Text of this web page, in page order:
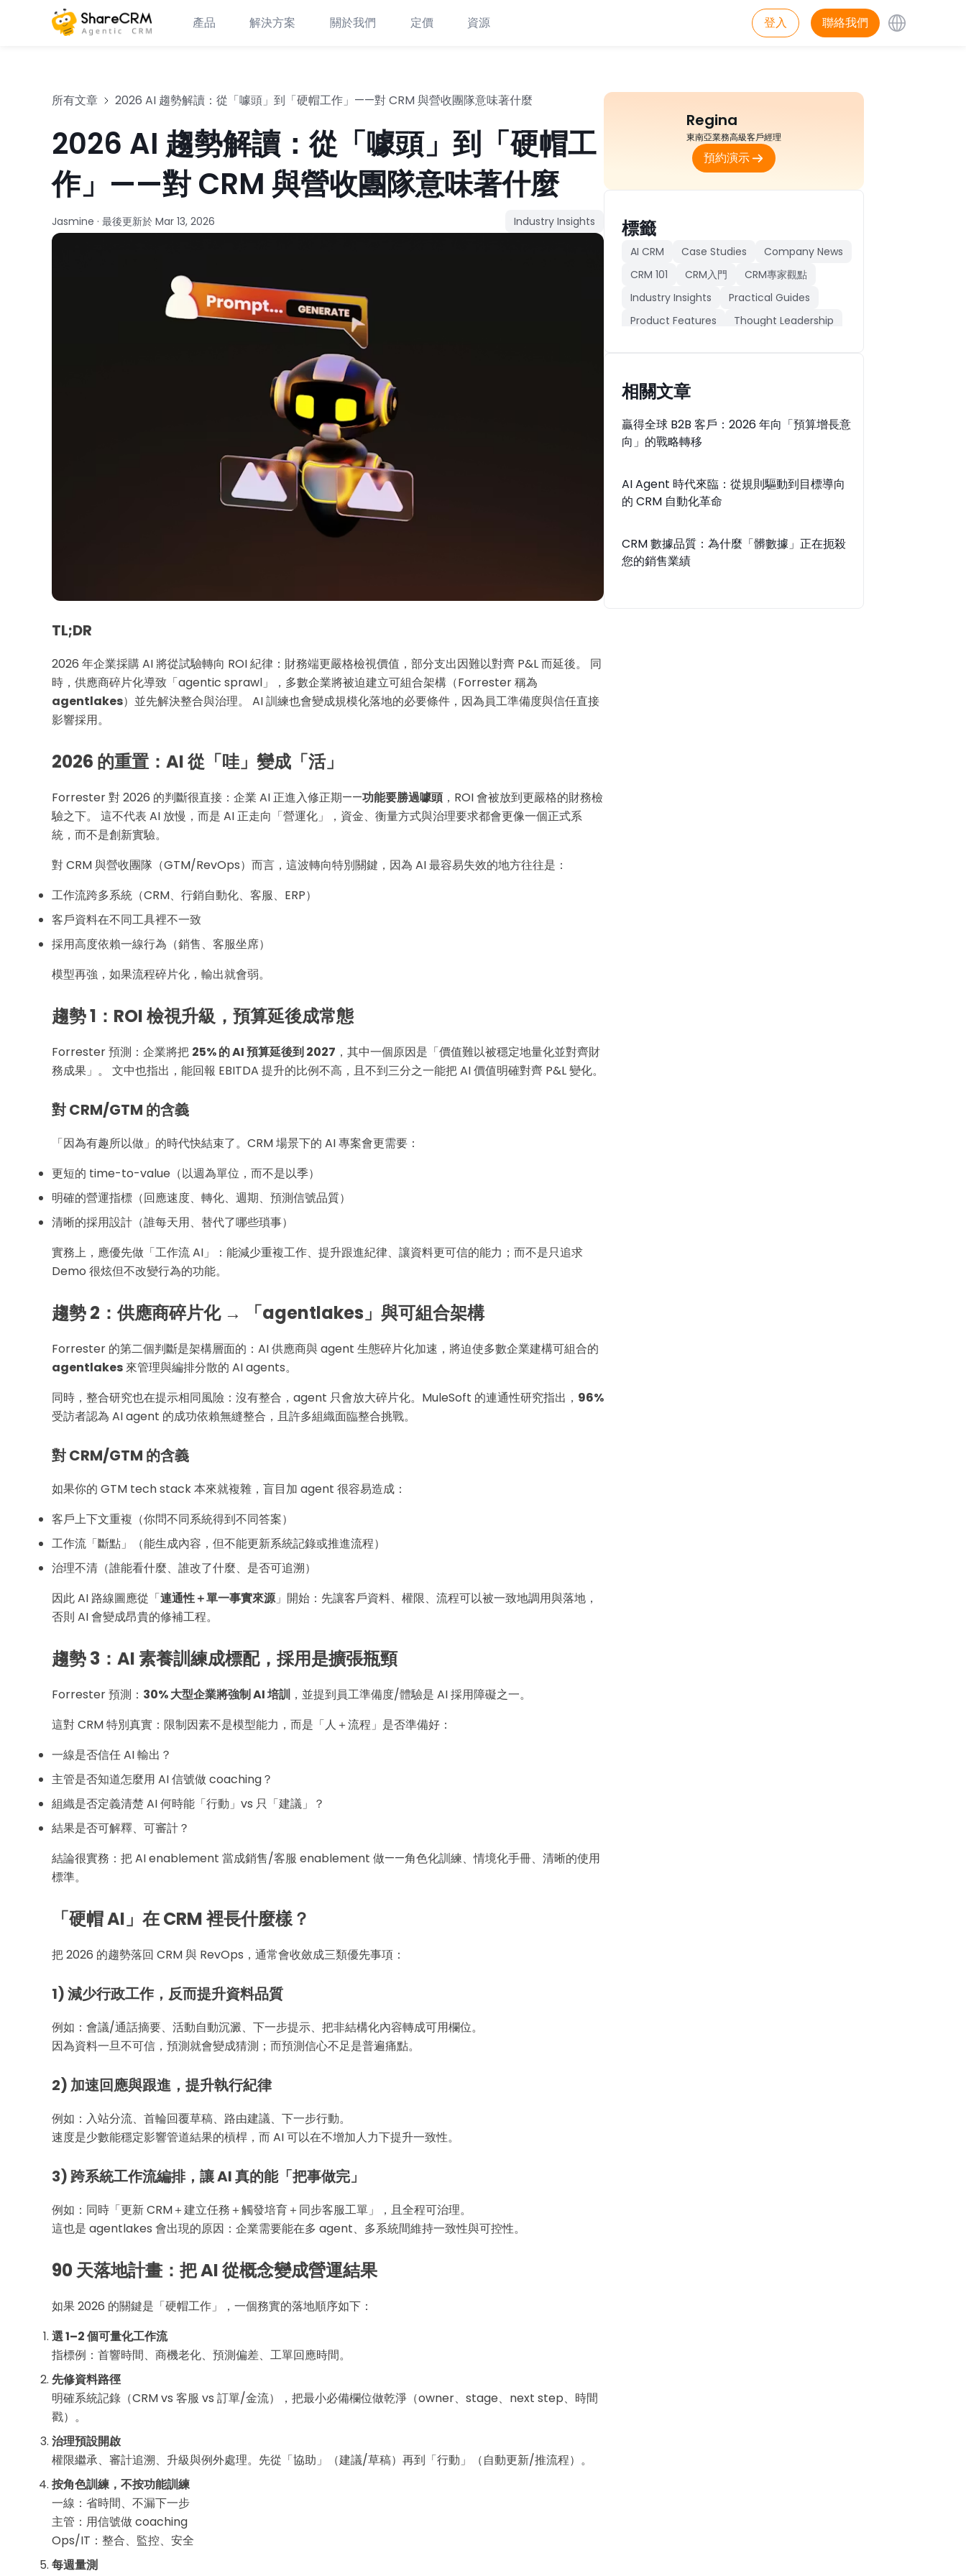
產品 解決方案 關於我們 定價 資源 登入 聯絡我們
所有文章 2026 AI 趨勢解讀：從「噱頭」到「硬帽工作」——對 CRM 與營收團隊意味著什麼
2026 AI 趨勢解讀：從「噱頭」到「硬帽工
作」——對 CRM 與營收團隊意味著什麼
Jasmine · 最後更新於 Mar 13, 2026 Industry Insights
TL;DR
2026 年企業採購 AI 將從試驗轉向 ROI 紀律：財務端更嚴格檢視價值，部分支出因難以對齊 P&L 而延後。 同
時，供應商碎片化導致「agentic sprawl」，多數企業將被迫建立可組合架構（Forrester 稱為
agentlakes）並先解決整合與治理。 AI 訓練也會變成規模化落地的必要條件，因為員工準備度與信任直接
影響採用。
2026 的重置：AI 從「哇」變成「活」
Forrester 對 2026 的判斷很直接：企業 AI 正進入修正期——功能要勝過噱頭 ，ROI 會被放到更嚴格的財務檢
驗之下。 這不代表 AI 放慢，而是 AI 正走向「營運化」，資金、衡量方式與治理要求都會更像一個正式系
統，而不是創新實驗。
對 CRM 與營收團隊（GTM/RevOps）而言，這波轉向特別關鍵，因為 AI 最容易失效的地方往往是：
工作流跨多系統（CRM、行銷自動化、客服、ERP）
客戶資料在不同工具裡不一致
採用高度依賴一線行為（銷售、客服坐席）
模型再強，如果流程碎片化，輸出就會弱。
趨勢 1：ROI 檢視升級，預算延後成常態
Forrester 預測：企業將把 25% 的 AI 預算延後到 2027 ，其中一個原因是「價值難以被穩定地量化並對齊財
務成果」。 文中也指出，能回報 EBITDA 提升的比例不高，且不到三分之一能把 AI 價值明確對齊 P&L 變化。
對 CRM/GTM 的含義
「因為有趣所以做」的時代快結束了。CRM 場景下的 AI 專案會更需要：
更短的 time-to-value（以週為單位，而不是以季）
明確的營運指標（回應速度、轉化、週期、預測信號品質）
清晰的採用設計（誰每天用、替代了哪些瑣事）
實務上，應優先做「工作流 AI」：能減少重複工作、提升跟進紀律、讓資料更可信的能力；而不是只追求
Demo 很炫但不改變行為的功能。
趨勢 2：供應商碎片化 → 「agentlakes」與可組合架構
Forrester 的第二個判斷是架構層面的：AI 供應商與 agent 生態碎片化加速，將迫使多數企業建構可組合的
agentlakes來管理與編排分散的 AI agents。
同時，整合研究也在提示相同風險：沒有整合，agent 只會放大碎片化。MuleSoft 的連通性研究指出， 96%
受訪者認為 AI agent 的成功依賴無縫整合，且許多組織面臨整合挑戰。
對 CRM/GTM 的含義
如果你的 GTM tech stack 本來就複雜，盲目加 agent 很容易造成：
客戶上下文重複（你問不同系統得到不同答案）
工作流「斷點」（能生成內容，但不能更新系統記錄或推進流程）
治理不清（誰能看什麼、誰改了什麼、是否可追溯）
因此 AI 路線圖應從「連通性＋單一事實來源」開始：先讓客戶資料、權限、流程可以被一致地調用與落地，
否則 AI 會變成昂貴的修補工程。
趨勢 3：AI 素養訓練成標配，採用是擴張瓶頸
Forrester 預測： 30% 大型企業將強制 AI 培訓 ，並提到員工準備度/體驗是 AI 採用障礙之一。
這對 CRM 特別真實：限制因素不是模型能力，而是「人＋流程」是否準備好：
一線是否信任 AI 輸出？
主管是否知道怎麼用 AI 信號做 coaching？
組織是否定義清楚 AI 何時能「行動」vs 只「建議」？
結果是否可解釋、可審計？
結論很實務：把 AI enablement 當成銷售/客服 enablement 做——角色化訓練、情境化手冊、清晰的使用
標準。
「硬帽 AI」在 CRM 裡長什麼樣？
把 2026 的趨勢落回 CRM 與 RevOps，通常會收斂成三類優先事項：
1) 減少行政工作，反而提升資料品質
例如：會議/通話摘要、活動自動沉澱、下一步提示、把非結構化內容轉成可用欄位。
因為資料一旦不可信，預測就會變成猜測；而預測信心不足是普遍痛點。
2) 加速回應與跟進，提升執行紀律
例如：入站分流、首輪回覆草稿、路由建議、下一步行動。
速度是少數能穩定影響管道結果的槓桿，而 AI 可以在不增加人力下提升一致性。
3) 跨系統工作流編排，讓 AI 真的能「把事做完」
例如：同時「更新 CRM＋建立任務＋觸發培育＋同步客服工單」，且全程可治理。
這也是 agentlakes 會出現的原因：企業需要能在多 agent、多系統間維持一致性與可控性。
90 天落地計畫：把 AI 從概念變成營運結果
如果 2026 的關鍵是「硬帽工作」，一個務實的落地順序如下：
選 1–2 個可量化工作流
指標例：首響時間、商機老化、預測偏差、工單回應時間。
先修資料路徑
明確系統記錄（CRM vs 客服 vs 訂單/金流），把最小必備欄位做乾淨（owner、stage、next step、時間
戳）。
治理預設開啟
權限繼承、審計追溯、升級與例外處理。先從「協助」（建議/草稿）再到「行動」（自動更新/推流程）。
按角色訓練，不按功能訓練
一線：省時間、不漏下一步
主管：用信號做 coaching
Ops/IT：整合、監控、安全
每週量測
Regina
東南亞業務高級客戶經理
預約演示
標籤
AI CRM Case Studies
Company News
CRM 101
CRM入門
CRM專家觀點
Industry Insights
Practical Guides
Product Features
Thought Leadership
相關文章
贏得全球 B2B 客戶：2026 年向「預算增長意
向」的戰略轉移
AI Agent 時代來臨：從規則驅動到目標導向
的 CRM 自動化革命
CRM 數據品質：為什麼「髒數據」正在扼殺
您的銷售業績